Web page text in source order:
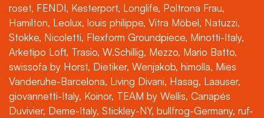
roset, FENDI, Kesterport, Longlife, Poltrona Frau,
Hamilton, Leolux, louis philippe, Vitra Möbel, Natuzzi,
Stokke, Nicoletti, Flexform Groundpiece, Minotti-Italy,
Arketipo Loft, Trasio, W.Schillig, Mezzo, Mario Batto,
swissofa by Horst, Dietiker, Wenjakob, himolla, Mies
Vanderuhe-Barcelona, Living Divani, Hasag, Laauser,
giovannetti-Italy, Koinor, TEAM by Wellis, Canapés
Duvivier, Deme-Italy, Stickley-NY, bullfrog-Germany, ruf-